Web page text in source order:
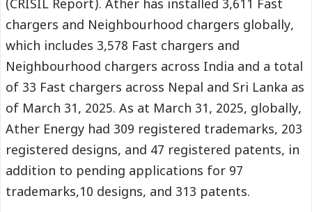
(CRISIL Report). Ather has installed 3,611 Fast
chargers and Neighbourhood chargers globally,
which includes 3,578 Fast chargers and
Neighbourhood chargers across India and a total
of 33 Fast chargers across Nepal and Sri Lanka as
of March 31, 2025. As at March 31, 2025, globally,
Ather Energy had 309 registered trademarks, 203
registered designs, and 47 registered patents, in
addition to pending applications for 97
trademarks,10 designs, and 313 patents.